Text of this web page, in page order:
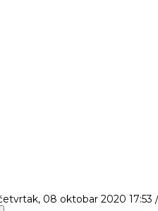
08 oktobar 2020 17:53